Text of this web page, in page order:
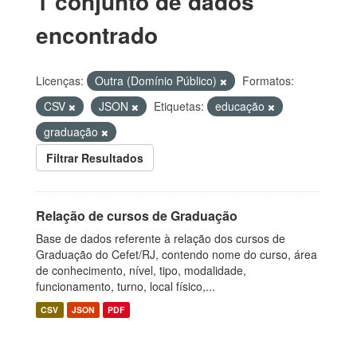
encontrado
Licenças: Outra (Domínio Público)
Formatos:
CSV
JSON Etiquetas:
educação
graduação
Filtrar Resultados
Relação de cursos de Graduação
Base de dados referente à relação dos cursos de
Graduação do Cefet/RJ, contendo nome do curso, área
de conhecimento, nível, tipo, modalidade,
funcionamento, turno, local físico,...
CSV JSON PDF